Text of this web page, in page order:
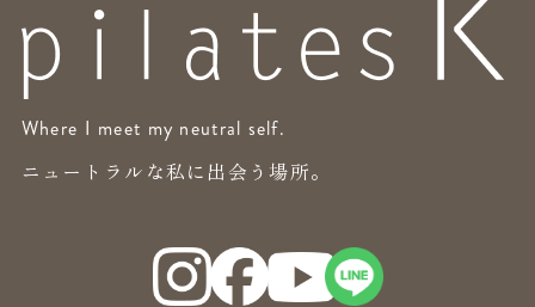
Where I meet my neutral self.
ニュートラルな私に出会う場所。